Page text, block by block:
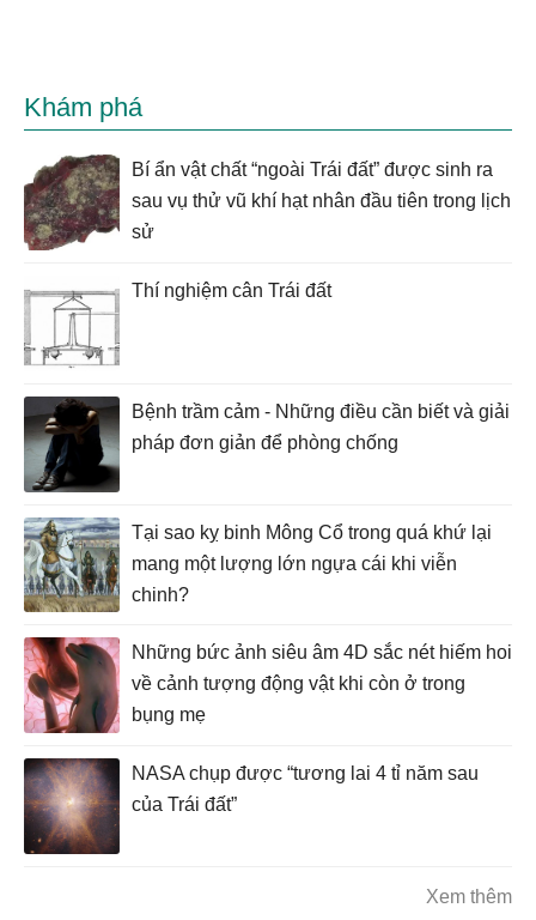
Khám phá
Bí ẩn vật chất “ngoài Trái đất” được sinh ra
sau vụ thử vũ khí hạt nhân đầu tiên trong lịch
sử
Thí nghiệm cân Trái đất
Bệnh trầm cảm - Những điều cần biết và giải
pháp đơn giản để phòng chống
Tại sao kỵ binh Mông Cổ trong quá khứ lại
mang một lượng lớn ngựa cái khi viễn
chinh?
Những bức ảnh siêu âm 4D sắc nét hiếm hoi
về cảnh tượng động vật khi còn ở trong
bụng mẹ
NASA chụp được “tương lai 4 tỉ năm sau
của Trái đất”
Xem thêm